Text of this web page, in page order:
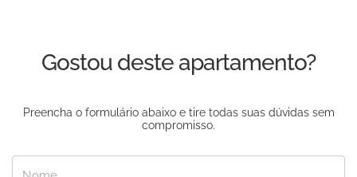
Gostou deste apartamento?
Preencha o formulário abaixo e tire todas suas dúvidas sem
compromisso.